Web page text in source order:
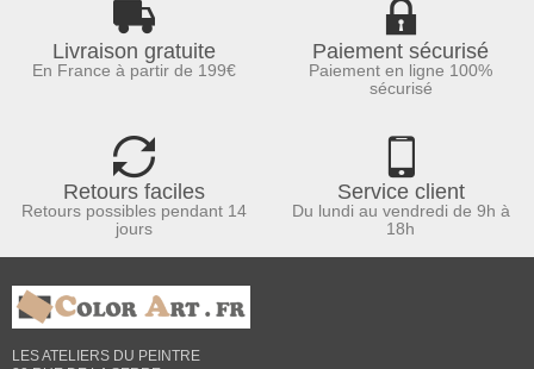
Livraison gratuite
En France à partir de 199€
Paiement sécurisé
Paiement en ligne 100%
sécurisé
Retours faciles
Retours possibles pendant 14
jours
Service client
Du lundi au vendredi de 9h à
18h
LES ATELIERS DU PEINTRE